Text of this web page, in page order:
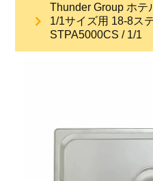
ご利用ガイド
会社概要
Thunder Group ホテ
1/1サイズ用 18-8ス
STPA5000CS / 1/1